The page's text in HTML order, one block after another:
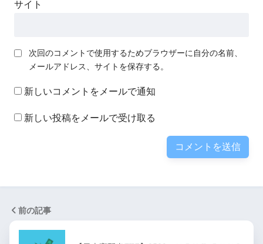
サイト
次回のコメントで使用するためブラウザーに自分の名前、
メールアドレス、サイトを保存する。
新しいコメントをメールで通知
新しい投稿をメールで受け取る
前の記事